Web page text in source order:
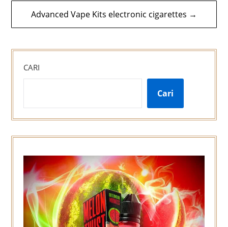
Advanced Vape Kits electronic cigarettes →
CARI
Cari